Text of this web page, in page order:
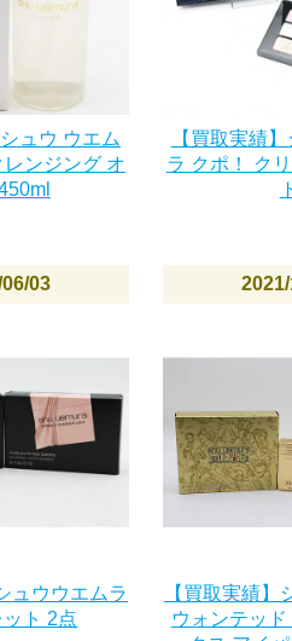
ュウ ウエム
ンジング オ
【買取実績
ラ クポ！ ク
03
ュウウエムラ
ト 2点
【買取実績】
ウォンテッ